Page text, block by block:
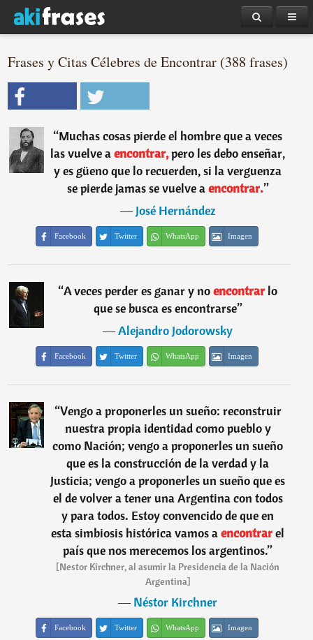
Frases y Citas Célebres de Encontrar (388 frases)
“Muchas cosas pierde el hombre que a veces
las vuelve aencontrar,pero les debo enseñar,
y es güeno que lo recuerden, si la verguenza
se pierde jamas se vuelve aencontrar.”
―José Hernández
Facebook Twitter WhatsApp Imagen
“A veces perder es ganar y noencontrar lo
que se busca es encontrarse”
―Alejandro Jodorowsky
Facebook Twitter WhatsApp Imagen
“Vengo a proponerles un sueño: reconstruir
nuestra propia identidad como pueblo y
como Nación; vengo a proponerles un sueño
que es la construcción de la verdad y la
Justicia; vengo a proponerles un sueño que es
el de volver a tener una Argentina con todos
y para todos. Estoy convencido de que en
esta simbiosis histórica vamos aencontrarel
país que nos merecemos los argentinos.”
[Nestor Kirchner, al asumir la Presidencia de la Nación
Argentina]
―Néstor Kirchner
Facebook Twitter WhatsApp Imagen